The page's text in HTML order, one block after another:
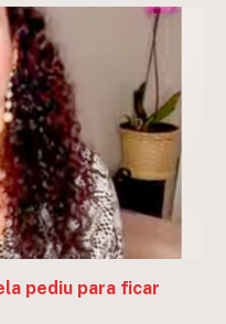
pediu para ficar